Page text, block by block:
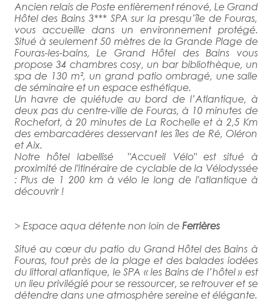
Ancien relais de Poste entièrement rénové, Le Grand
Hôtel des Bains 3*** SPA sur la presqu’île de Fouras,
vous accueille dans un environnement protégé.
Situé à seulement 50 mètres de la Grande Plage de
Fouras-les-bains, Le Grand Hôtel des Bains vous
propose 34 chambres cosy, un bar bibliothèque, un
spa de 130 m², un grand patio ombragé, une salle
de séminaire et un espace esthétique.
Un havre de quiétude au bord de l’Atlantique, à
deux pas du centre-ville de Fouras, à 10 minutes de
Rochefort, à 20 minutes de La Rochelle et à 2,5 Km
des embarcadères desservant les îles de Ré, Oléron
et Aix.
Notre hôtel labellisé "Accueil Vélo" est situé à
proximité de l'itinéraire de cyclable de la Vélodyssée
: Plus de 1 200 km à vélo le long de l'atlantique à
découvrir !
> Espace aqua détente non loin de Ferrières
Situé au cœur du patio du Grand Hôtel des Bains à
Fouras, tout près de la plage et des balades iodées
du littoral atlantique, le SPA « les Bains de l’hôtel » est
un lieu privilégié pour se ressourcer, se retrouver et se
détendre dans une atmosphère sereine et élégante.